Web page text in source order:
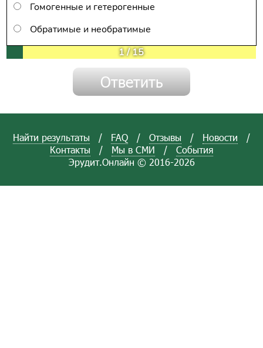
Гомогенные и гетерогенные
Обратимые и необратимые
1/15
Найти результаты / FAQ / Отзывы / Новости
/
Контакты
/ Мы в СМИ /
События
Эрудит.Онлайн © 2016-2026